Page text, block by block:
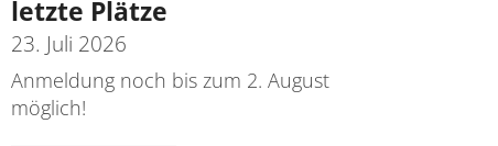
letzte Plätze
23. Juli 2026
Anmeldung noch bis zum 2. August
möglich!